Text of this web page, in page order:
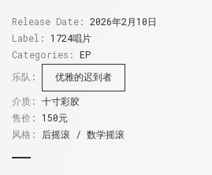
Release Date: 2026年2月10日
Label:
1724唱片
Categories: EP
乐队:
优雅的迟到者
介质: 十寸彩胶
售价: 150元
风格:
后摇滚 / 数学摇滚